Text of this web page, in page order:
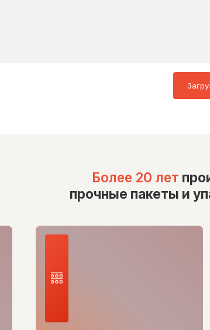
Более 20 лет
прочные пакеты и